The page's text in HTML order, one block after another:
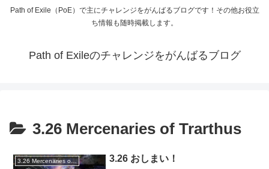
Path of Exile（PoE）で主にチャレンジをがんばるブログです！その他お役立
ち情報も随時掲載します。
Path of Exileのチャレンジをがんばるブログ
3.26 Mercenaries of Trarthus
3.26 Mercenaries of Trarthus 3.26 おしまい！